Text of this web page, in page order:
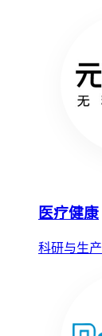
医疗健康
科研与生